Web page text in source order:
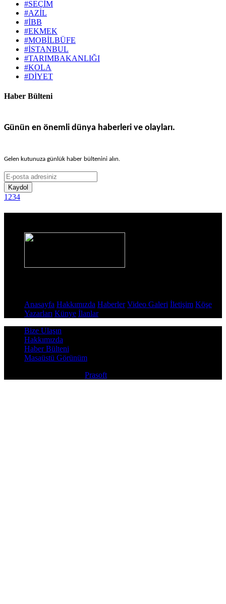
#SEÇİM
#AZİL
#İBB
#EKMEK
#MOBİLBÜFE
#İSTANBUL
#TARIMBAKANLIĞI
#KOLA
#DİYET
Haber Bülteni
Günün en önemli dünya haberleri ve olayları.
Gelen kutunuza günlük haber bültenini alın.
Kaydol
1 234
Anasayfa Hakkımızda Haberler Video Galeri İletişim Köşe
Yazarları Künye İlanlar
Bize Ulaşın
Hakkımızda
Haber Bülteni
Masaüstü Görünüm
Prasoft